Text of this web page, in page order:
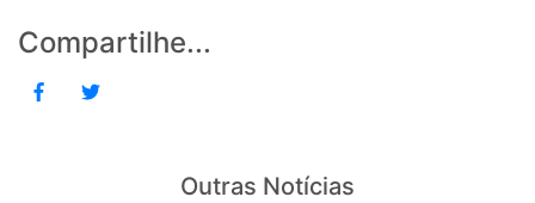
Compartilhe...
Outras Notícias